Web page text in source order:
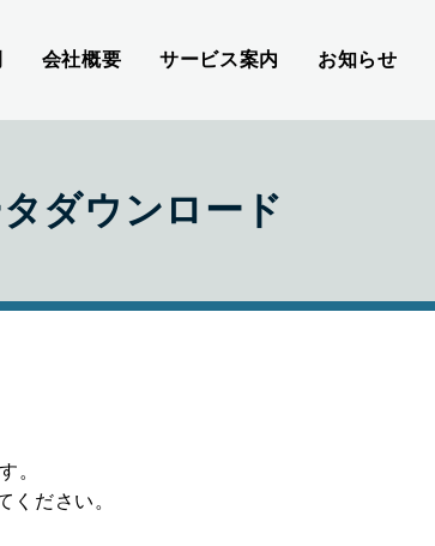
会社概要 サービス案内 お知らせ
ダウンロード
。
ください。